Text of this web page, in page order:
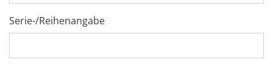
Serie-/Reihenangabe